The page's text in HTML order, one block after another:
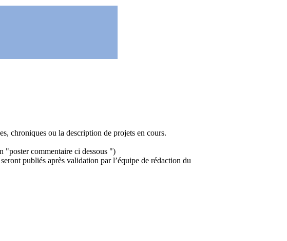
chroniques ou la description de projets en cours.
"poster commentaire ci dessous ")
publiés après validation par l’équipe de rédaction du